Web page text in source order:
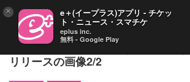
優里、2022年第一弾となる新曲「う
リリースの画像2/2
× e＋(イープラス)アプリ - チケッ
ト・ニュース・スマチケ
eplus inc.
無料 - Google Play